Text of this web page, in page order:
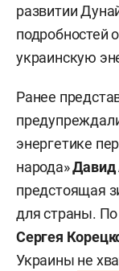
развитии
подробностей
украинскую
Ранее
энергетике
народа»Давид
предстоящая
для страны.
Сергея
Украины не